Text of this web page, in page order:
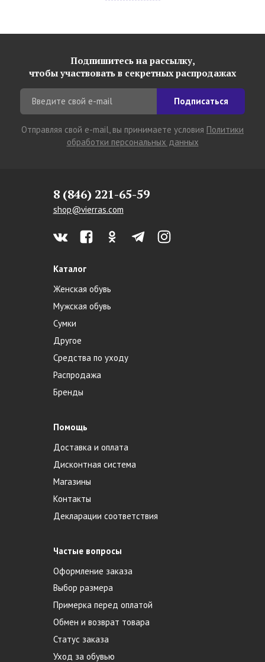
Подпишитесь на рассылку,
чтобы участвовать в секретных распродажах
Подписаться
Отправляя свой e-mail, вы принимаете условия Политики
обработки персональных данных
8 (846) 221-65-59
shop@vierras.com
Каталог
Женская обувь
Мужская обувь
Сумки
Другое
Средства по уходу
Распродажа
Бренды
Помощь
Доставка и оплата
Дисконтная система
Магазины
Контакты
Декларации соответствия
Частые вопросы
Оформление заказа
Выбор размера
Примерка перед оплатой
Обмен и возврат товара
Статус заказа
Уход за обувью